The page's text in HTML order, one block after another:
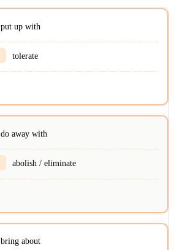
put up with
tolerate
do away with
abolish / eliminate
bring about